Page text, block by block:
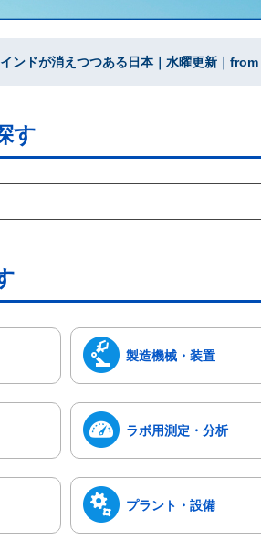
ンドが消えつつある日本｜水曜更新｜from
す
製造機械・装置
ラボ用測定・分析
プラント・設備